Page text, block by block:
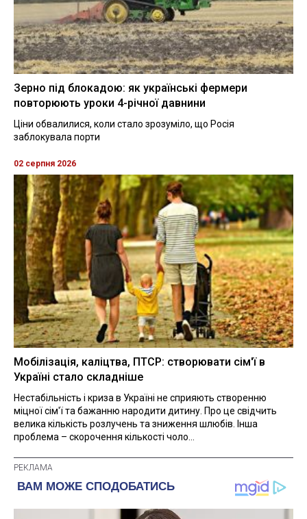
Зерно під блокадою: як українські фермери
повторюють уроки 4-річної давнини
Ціни обвалилися, коли стало зрозуміло, що Росія
заблокувала порти
02 серпня 2026
Мобілізація, каліцтва, ПТСР: створювати сім'ї в
Україні стало складніше
Нестабільність і криза в Україні не сприяють створенню
міцної сім'ї та бажанню народити дитину. Про це свідчить
велика кількість розлучень та зниження шлюбів. Інша
проблема – скорочення кількості чоло...